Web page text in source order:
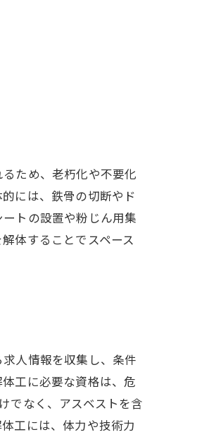
ため、老朽化や不要化
には、鉄骨の切断やド
トの設置や粉じん用集
体することでスペース
人情報を収集し、条件
工に必要な資格は、危
でなく、アスベストを含
工には、体力や技術力